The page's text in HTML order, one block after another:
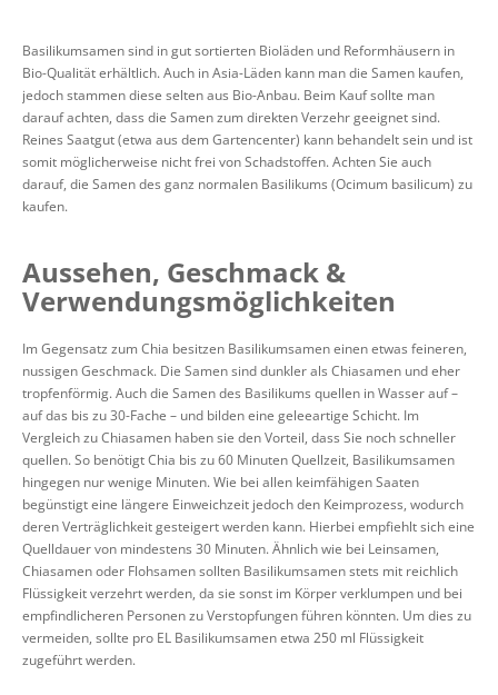
Basilikumsamen sind in gut sortierten Bioläden und Reformhäusern in
Bio-Qualität erhältlich. Auch in Asia-Läden kann man die Samen kaufen,
jedoch stammen diese selten aus Bio-Anbau. Beim Kauf sollte man
darauf achten, dass die Samen zum direkten Verzehr geeignet sind.
Reines Saatgut (etwa aus dem Gartencenter) kann behandelt sein und ist
somit möglicherweise nicht frei von Schadstoffen. Achten Sie auch
darauf, die Samen des ganz normalen Basilikums (Ocimum basilicum) zu
kaufen.
Aussehen, Geschmack &
Verwendungsmöglichkeiten
Im Gegensatz zum Chia besitzen Basilikumsamen einen etwas feineren,
nussigen Geschmack. Die Samen sind dunkler als Chiasamen und eher
tropfenförmig. Auch die Samen des Basilikums quellen in Wasser auf –
auf das bis zu 30-Fache – und bilden eine geleeartige Schicht. Im
Vergleich zu Chiasamen haben sie den Vorteil, dass Sie noch schneller
quellen. So benötigt Chia bis zu 60 Minuten Quellzeit, Basilikumsamen
hingegen nur wenige Minuten. Wie bei allen keimfähigen Saaten
begünstigt eine längere Einweichzeit jedoch den Keimprozess, wodurch
deren Verträglichkeit gesteigert werden kann. Hierbei empfiehlt sich eine
Quelldauer von mindestens 30 Minuten. Ähnlich wie bei Leinsamen,
Chiasamen oder Flohsamen sollten Basilikumsamen stets mit reichlich
Flüssigkeit verzehrt werden, da sie sonst im Körper verklumpen und bei
empfindlicheren Personen zu Verstopfungen führen könnten. Um dies zu
vermeiden, sollte pro EL Basilikumsamen etwa 250 ml Flüssigkeit
zugeführt werden.